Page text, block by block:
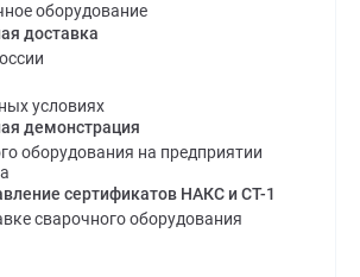
оборудование
доставка
условиях
демонстрация
оборудования на предприятии
сертификатов НАКС и СТ-1
сварочного оборудования